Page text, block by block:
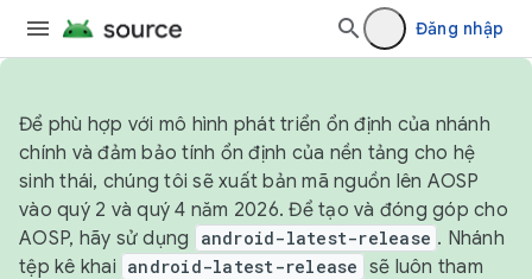
Đăng nhập
Để phù hợp với mô hình phát triển ổn định của nhánh
chính và đảm bảo tính ổn định của nền tảng cho hệ
sinh thái, chúng tôi sẽ xuất bản mã nguồn lên AOSP
vào quý 2 và quý 4 năm 2026. Để tạo và đóng góp cho
AOSP, hãy sử dụng
android-latest-release . Nhánh
tệp kê khai android-latest-release sẽ luôn tham